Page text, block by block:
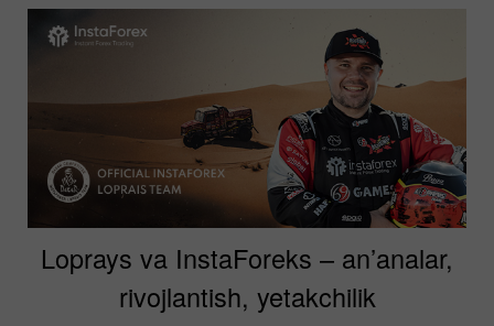
Loprays va InstaForeks – an’analar,
rivojlantish, yetakchilik